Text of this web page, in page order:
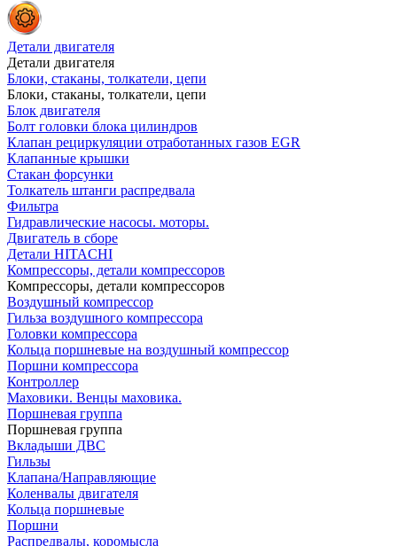
Детали двигателя
Детали двигателя
Блоки, стаканы, толкатели, цепи
Блоки, стаканы, толкатели, цепи
Блок двигателя
Болт головки блока цилиндров
Клапан рециркуляции отработанных газов EGR
Клапанные крышки
Стакан форсунки
Толкатель штанги распредвала
Фильтра
Гидравлические насосы. моторы.
Двигатель в сборе
Детали HITACHI
Компрессоры, детали компрессоров
Компрессоры, детали компрессоров
Воздушный компрессор
Гильза воздушного компрессора
Головки компрессора
Кольца поршневые на воздушный компрессор
Поршни компрессора
Контроллер
Маховики. Венцы маховика.
Поршневая группа
Поршневая группа
Вкладыши ДВС
Гильзы
Клапана/Направляющие
Коленвалы двигателя
Кольца поршневые
Поршни
Распредвалы, коромысла